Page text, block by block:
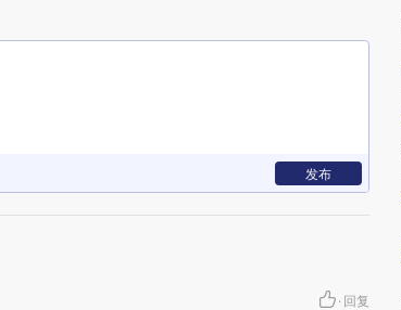
发布
· 回复